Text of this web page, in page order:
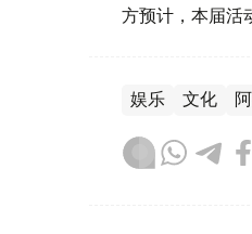
方预计，本届活
娱乐 文化